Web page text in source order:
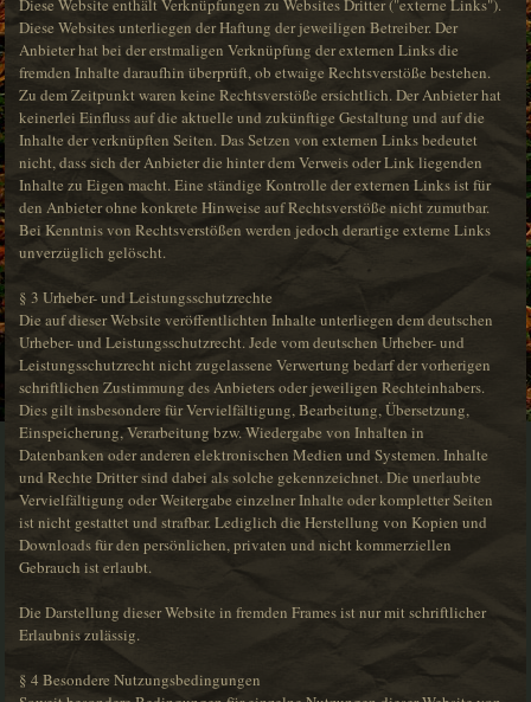
Diese Website enthält Verknüpfungen zu Websites Dritter ("externe Links").
Diese Websites unterliegen der Haftung der jeweiligen Betreiber. Der
Anbieter hat bei der erstmaligen Verknüpfung der externen Links die
fremden Inhalte daraufhin überprüft, ob etwaige Rechtsverstöße bestehen.
Zu dem Zeitpunkt waren keine Rechtsverstöße ersichtlich. Der Anbieter hat
keinerlei Einfluss auf die aktuelle und zukünftige Gestaltung und auf die
Inhalte der verknüpften Seiten. Das Setzen von externen Links bedeutet
nicht, dass sich der Anbieter die hinter dem Verweis oder Link liegenden
Inhalte zu Eigen macht. Eine ständige Kontrolle der externen Links ist für
den Anbieter ohne konkrete Hinweise auf Rechtsverstöße nicht zumutbar.
Bei Kenntnis von Rechtsverstößen werden jedoch derartige externe Links
unverzüglich gelöscht.
§ 3 Urheber- und Leistungsschutzrechte
Die auf dieser Website veröffentlichten Inhalte unterliegen dem deutschen
Urheber- und Leistungsschutzrecht. Jede vom deutschen Urheber- und
Leistungsschutzrecht nicht zugelassene Verwertung bedarf der vorherigen
schriftlichen Zustimmung des Anbieters oder jeweiligen Rechteinhabers.
Dies gilt insbesondere für Vervielfältigung, Bearbeitung, Übersetzung,
Einspeicherung, Verarbeitung bzw. Wiedergabe von Inhalten in
Datenbanken oder anderen elektronischen Medien und Systemen. Inhalte
und Rechte Dritter sind dabei als solche gekennzeichnet. Die unerlaubte
Vervielfältigung oder Weitergabe einzelner Inhalte oder kompletter Seiten
ist nicht gestattet und strafbar. Lediglich die Herstellung von Kopien und
Downloads für den persönlichen, privaten und nicht kommerziellen
Gebrauch ist erlaubt.
Die Darstellung dieser Website in fremden Frames ist nur mit schriftlicher
Erlaubnis zulässig.
§ 4 Besondere Nutzungsbedingungen